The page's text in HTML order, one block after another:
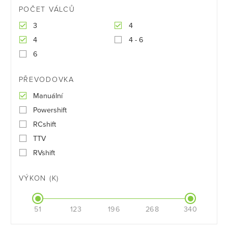
POČET VÁLCŮ
3
4
4
4 - 6
6
PŘEVODOVKA
Manuální
Powershift
RCshift
TTV
RVshift
VÝKON (K)
51 123 196 268 340